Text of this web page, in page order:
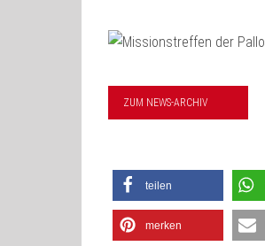
ZUM NEWS-ARCHIV
teilen
merken